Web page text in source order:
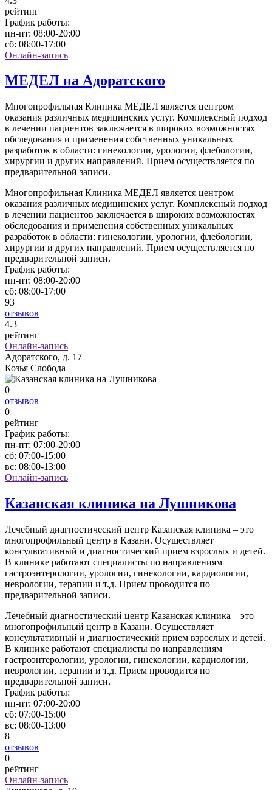
рейтинг
График работы:
пн-пт: 08:00-20:00
сб: 08:00-17:00
Онлайн-запись
МЕДЕЛ на Адоратского
Многопрофильная Клиника МЕДЕЛ является центром
оказания различных медицинских услуг. Комплексный подход
в лечении пациентов заключается в широких возможностях
обследования и применения собственных уникальных
разработок в области: гинекологии, урологии, флебологии,
хирургии и других направлений. Прием осуществляется по
предварительной записи.
Многопрофильная Клиника МЕДЕЛ является центром
оказания различных медицинских услуг. Комплексный подход
в лечении пациентов заключается в широких возможностях
обследования и применения собственных уникальных
разработок в области: гинекологии, урологии, флебологии,
хирургии и других направлений. Прием осуществляется по
предварительной записи.
График работы:
пн-пт: 08:00-20:00
сб: 08:00-17:00
93
отзывов
4.3
рейтинг
Онлайн-запись
Адоратского, д. 17
Козья Слобода
0
отзывов
0
рейтинг
График работы:
пн-пт: 07:00-20:00
сб: 07:00-15:00
вс: 08:00-13:00
Онлайн-запись
Казанская клиника на Лушникова
Лечебный диагностический центр Казанская клиника – это
многопрофильный центр в Казани. Осуществляет
консультативный и диагностический прием взрослых и детей.
В клинике работают специалисты по направлениям
гастроэнтерологии, урологии, гинекологии, кардиологии,
неврологии, терапии и т.д. Прием проводится по
предварительной записи.
Лечебный диагностический центр Казанская клиника – это
многопрофильный центр в Казани. Осуществляет
консультативный и диагностический прием взрослых и детей.
В клинике работают специалисты по направлениям
гастроэнтерологии, урологии, гинекологии, кардиологии,
неврологии, терапии и т.д. Прием проводится по
предварительной записи.
График работы:
пн-пт: 07:00-20:00
сб: 07:00-15:00
вс: 08:00-13:00
8
отзывов
0
рейтинг
Онлайн-запись